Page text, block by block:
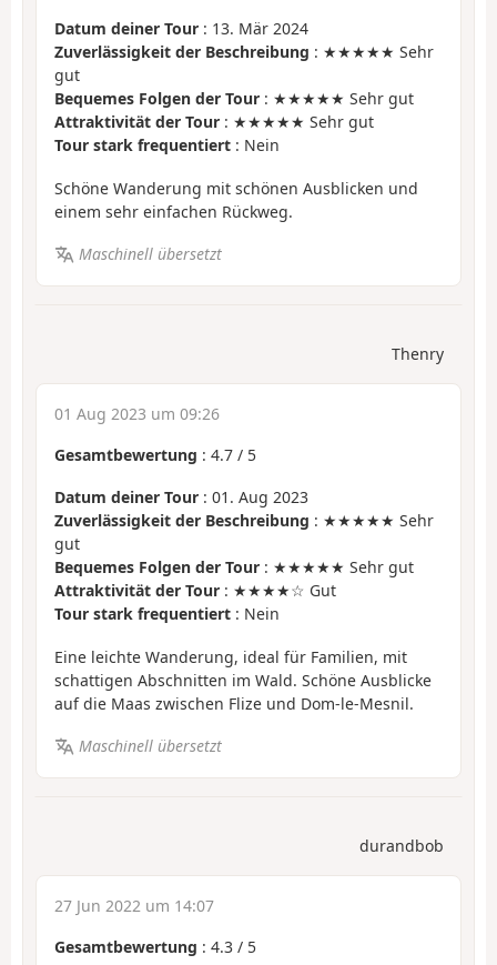
Datum deiner Tour : 13. Mär 2024
Zuverlässigkeit der Beschreibung : ★★★★★ Sehr
gut
Bequemes Folgen der Tour : ★★★★★ Sehr gut
Attraktivität der Tour : ★★★★★ Sehr gut
Tour stark frequentiert : Nein
Schöne Wanderung mit schönen Ausblicken und
einem sehr einfachen Rückweg.
Maschinell übersetzt
Thenry
01 Aug 2023 um 09:26
Gesamtbewertung : 4.7 / 5
Datum deiner Tour : 01. Aug 2023
Zuverlässigkeit der Beschreibung : ★★★★★ Sehr
gut
Bequemes Folgen der Tour : ★★★★★ Sehr gut
Attraktivität der Tour : ★★★★☆ Gut
Tour stark frequentiert : Nein
Eine leichte Wanderung, ideal für Familien, mit
schattigen Abschnitten im Wald. Schöne Ausblicke
auf die Maas zwischen Flize und Dom-le-Mesnil.
Maschinell übersetzt
durandbob
27 Jun 2022 um 14:07
Gesamtbewertung : 4.3 / 5